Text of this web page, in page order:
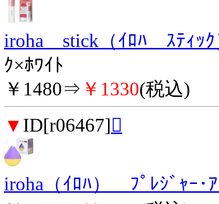
iroha stick（ｲﾛﾊ ｽﾃｨｯｸ
ｸ×ﾎﾜｲﾄ
￥1480⇒ ￥1330(税込)
▼ ID[r06467]
iroha（ｲﾛﾊ） ﾌﾟﾚｼﾞｬｰ